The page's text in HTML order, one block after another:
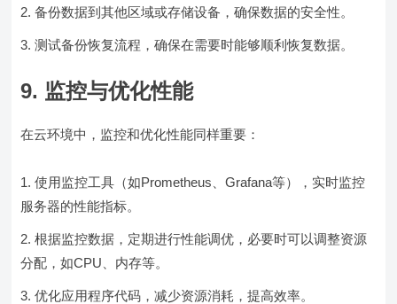
备份数据到其他区域或存储设备，确保数据的安全性。
测试备份恢复流程，确保在需要时能够顺利恢复数据。
9. 监控与优化性能
在云环境中，监控和优化性能同样重要：
使用监控工具（如Prometheus、Grafana等），实时监控
服务器的性能指标。
根据监控数据，定期进行性能调优，必要时可以调整资源
分配，如CPU、内存等。
优化应用程序代码，减少资源消耗，提高效率。